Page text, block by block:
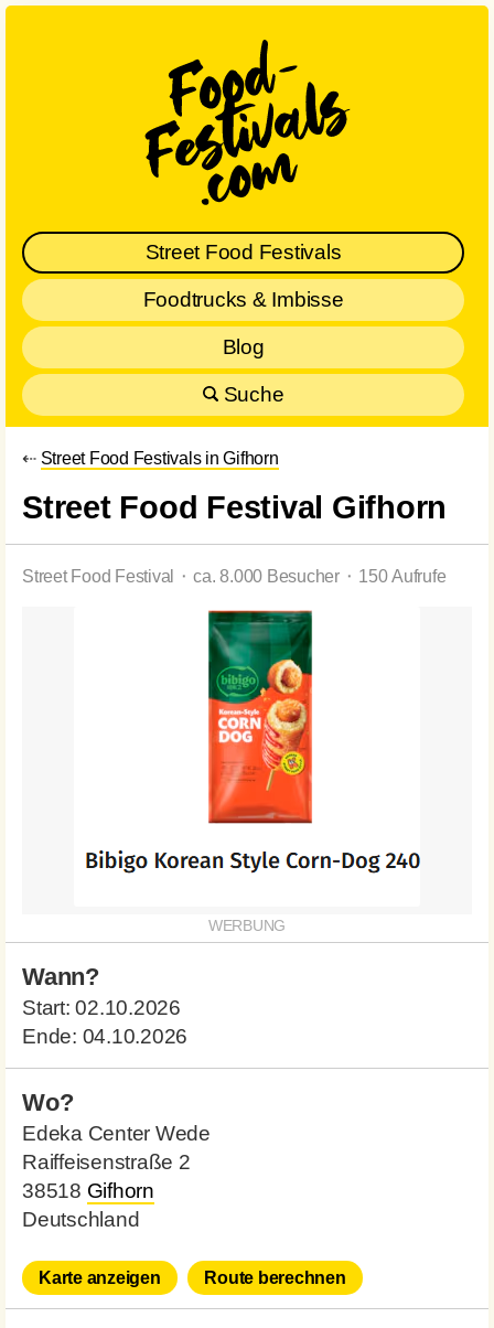
Street Food Festivals
Foodtrucks & Imbisse
Blog
Suche
⇠ Street Food Festivals in Gifhorn
Street Food Festival Gifhorn
Street Food Festival ⬝ ca. 8.000 Besucher ⬝ 150 Aufrufe
Wann?
Start:02.10.2026
Ende: 04.10.2026
Wo?
Edeka Center Wede
Raiffeisenstraße 2
38518 Gifhorn
Deutschland
Karte anzeigen Route berechnen